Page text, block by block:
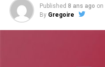
Published 8 ans ago on
By Gregoire